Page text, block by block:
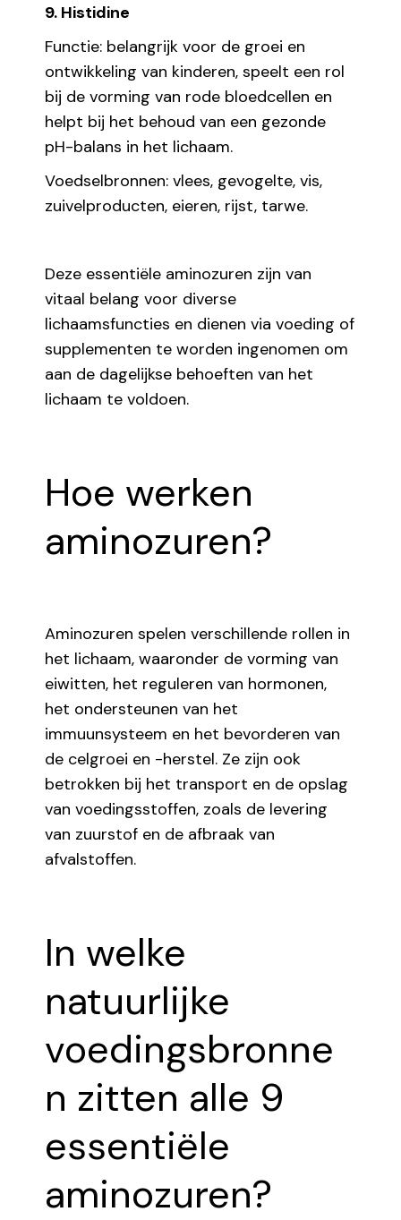
9. Histidine
Functie: belangrijk voor de groei en
ontwikkeling van kinderen, speelt een rol
bij de vorming van rode bloedcellen en
helpt bij het behoud van een gezonde
pH-balans in het lichaam.
Voedselbronnen: vlees, gevogelte, vis,
zuivelproducten, eieren, rijst, tarwe.
Deze essentiële aminozuren zijn van
vitaal belang voor diverse
lichaamsfuncties en dienen via voeding of
supplementen te worden ingenomen om
aan de dagelijkse behoeften van het
lichaam te voldoen.
Hoe werken
aminozuren?
Aminozuren spelen verschillende rollen in
het lichaam, waaronder de vorming van
eiwitten, het reguleren van hormonen,
het ondersteunen van het
immuunsysteem en het bevorderen van
de celgroei en -herstel. Ze zijn ook
betrokken bij het transport en de opslag
van voedingsstoffen, zoals de levering
van zuurstof en de afbraak van
afvalstoffen.
In welke
natuurlijke
voedingsbronne
n zitten alle 9
essentiële
aminozuren?